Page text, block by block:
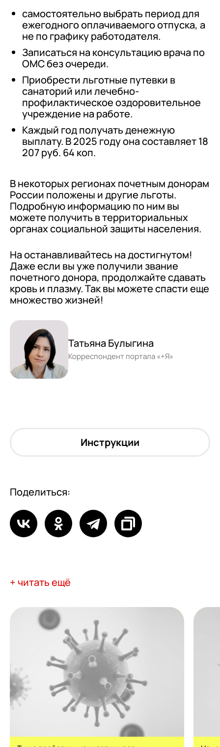
самостоятельно выбрать период для
ежегодного оплачиваемого отпуска, а
не по графику работодателя.
Записаться на консультацию врача по
ОМС без очереди.
Приобрести льготные путевки в
санаторий или лечебно-
профилактическое оздоровительное
учреждение на работе.
Каждый год получать денежную
выплату. В 2025 году она составляет 18
207 руб. 64 коп.
В некоторых регионах почетным донорам
России положены и другие льготы.
Подробную информацию по ним вы
можете получить в территориальных
органах социальной защиты населения.
На останавливайтесь на достигнутом!
Даже если вы уже получили звание
почетного донора, продолжайте сдавать
кровь и плазму. Так вы можете спасти еще
множество жизней!
Татьяна Булыгина
Корреспондент портала «+Я»
Поделиться:
Инструкции
+ читать ещё